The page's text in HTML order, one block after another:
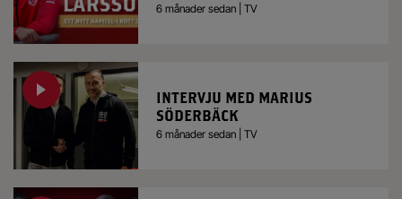
6 månader sedan | TV
INTERVJU MED MARIUS
SÖDERBÄCK
6 månader sedan | TV